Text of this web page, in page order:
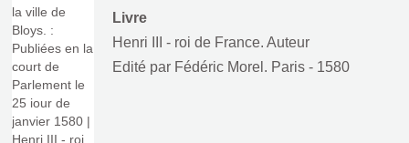
Livre
Henri III - roi de France. Auteur
Edité par Fédéric Morel. Paris - 1580